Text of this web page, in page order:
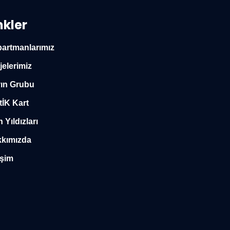
Grubu
Kart
Yıldızları